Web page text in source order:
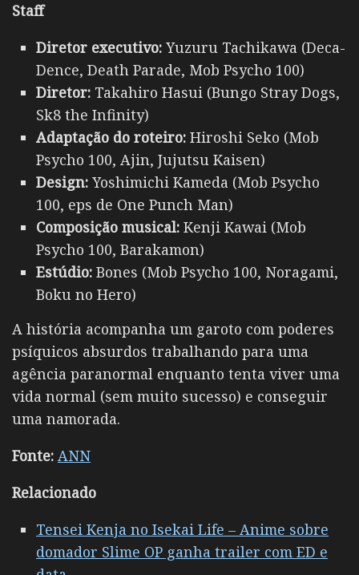
Staff
Diretor executivo: Yuzuru Tachikawa (Deca-
Dence, Death Parade, Mob Psycho 100)
Diretor: Takahiro Hasui (Bungo Stray Dogs,
Sk8 the Infinity)
Adaptação do roteiro: Hiroshi Seko (Mob
Psycho 100, Ajin, Jujutsu Kaisen)
Design: Yoshimichi Kameda (Mob Psycho
100, eps de One Punch Man)
Composição musical: Kenji Kawai (Mob
Psycho 100, Barakamon)
Estúdio: Bones (Mob Psycho 100, Noragami,
Boku no Hero)
A história acompanha um garoto com poderes
psíquicos absurdos trabalhando para uma
agência paranormal enquanto tenta viver uma
vida normal (sem muito sucesso) e conseguir
uma namorada.
Fonte: ANN
Relacionado
Tensei Kenja no Isekai Life – Anime sobre
domador Slime OP ganha trailer com ED e